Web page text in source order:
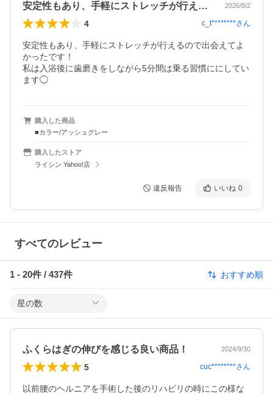
安定性もあり、手軽にストレッチが行える… 2026/8/2
4 c_t********さん
安定性もあり、手軽にストレッチが行えるので出会えてよ
かったです！
私は入浴後に歯磨きをしながら5分間は乗る習慣ににしてい
ます◯
購入した商品
■カラー/アッシュグレー
購入したストア
ライシン Yahoo!店
違反報告 いいね 0
すべてのレビュー
1 - 20件 / 437件 おすすめ順
星の数
ふくらはぎの伸びを感じる良い商品！ 2024/9/30
5 cuc********さん
以前腰のヘルニアを手術した後のリハビリの時にこの様な